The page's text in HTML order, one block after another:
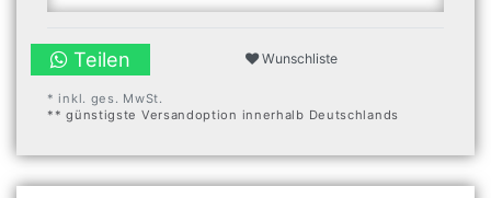
Teilen Wunschliste
* inkl. ges. MwSt.
** günstigste Versandoption innerhalb Deutschlands